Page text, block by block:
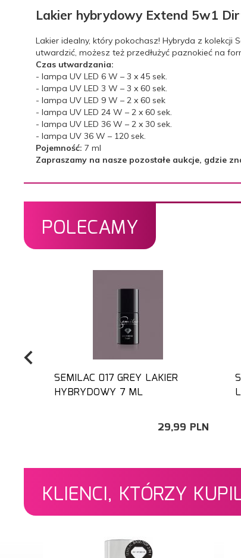
Lakier hybrydowy Extend 5w1
Lakier idealny, który pokochasz! Hybryda z
utwardzić, możesz też przedłużyć paznokieć na
Czas utwardzania:
- lampa UV LED 6 W – 3 x 45 sek.
- lampa UV LED 3 W – 3 x 60 sek.
- lampa UV LED 9 W – 2 x 60 sek
- lampa UV LED 24 W – 2 x 60 sek.
- lampa UV LED 36 W – 2 x 30 sek.
- lampa UV 36 W – 120 sek.
Pojemność: 7 ml
Zapraszamy na nasze pozostałe aukcje, gdzie
POLECAMY
SEMILAC 017 GREY LAKIER
HYBRYDOWY 7 ML
29,99 PLN
KLIENCI, KTÓRZY